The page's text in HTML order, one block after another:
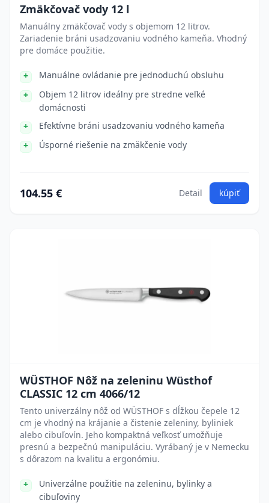
Zmäkčovač vody 12 l
Manuálny zmäkčovač vody s objemom 12 litrov.
Zariadenie bráni usadzovaniu vodného kameňa. Vhodný
pre domáce použitie.
Manuálne ovládanie pre jednoduchú obsluhu
Objem 12 litrov ideálny pre stredne veľké
domácnosti
Efektívne bráni usadzovaniu vodného kameňa
Úsporné riešenie na zmäkčenie vody
104.55 € Detail kúpiť
WÜSTHOF Nôž na zeleninu Wüsthof
CLASSIC 12 cm 4066/12
Tento univerzálny nôž od WÜSTHOF s dĺžkou čepele 12
cm je vhodný na krájanie a čistenie zeleniny, byliniek
alebo cibuľovín. Jeho kompaktná veľkosť umožňuje
presnú a bezpečnú manipuláciu. Vyrábaný je v Nemecku
s dôrazom na kvalitu a ergonómiu.
Univerzálne použitie na zeleninu, bylinky a
cibuľoviny